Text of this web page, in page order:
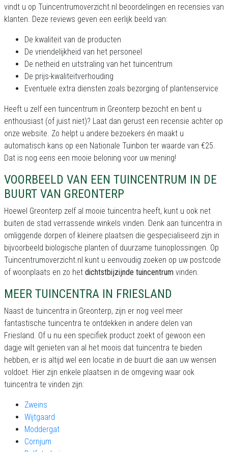
vindt u op Tuincentrumoverzicht.nl beoordelingen en recensies van
klanten. Deze reviews geven een eerlijk beeld van:
De kwaliteit van de producten
De vriendelijkheid van het personeel
De netheid en uitstraling van het tuincentrum
De prijs-kwaliteitverhouding
Eventuele extra diensten zoals bezorging of plantenservice
Heeft u zelf een tuincentrum in Greonterp bezocht en bent u
enthousiast (of juist niet)? Laat dan gerust een recensie achter op
onze website. Zo helpt u andere bezoekers én maakt u
automatisch kans op een Nationale Tuinbon ter waarde van €25.
Dat is nog eens een mooie beloning voor uw mening!
VOORBEELD VAN EEN TUINCENTRUM IN DE
BUURT VAN GREONTERP
Hoewel Greonterp zelf al mooie tuincentra heeft, kunt u ook net
buiten de stad verrassende winkels vinden. Denk aan tuincentra in
omliggende dorpen of kleinere plaatsen die gespecialiseerd zijn in
bijvoorbeeld biologische planten of duurzame tuinoplossingen. Op
Tuincentrumoverzicht.nl kunt u eenvoudig zoeken op uw postcode
of woonplaats en zo het dichtstbijzijnde tuincentrum vinden.
MEER TUINCENTRA IN FRIESLAND
Naast de tuincentra in Greonterp, zijn er nog veel meer
fantastische tuincentra te ontdekken in andere delen van
Friesland. Of u nu een specifiek product zoekt of gewoon een
dagje wilt genieten van al het moois dat tuincentra te bieden
hebben, er is altijd wel een locatie in de buurt die aan uw wensen
voldoet. Hier zijn enkele plaatsen in de omgeving waar ook
tuincentra te vinden zijn:
Zweins
Wijtgaard
Moddergat
Cornjum